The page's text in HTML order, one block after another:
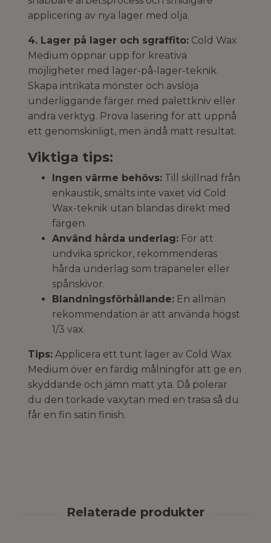
applicering av nya lager med olja.
4. Lager på lager och sgraffito: Cold Wax
Medium öppnar upp för kreativa
möjligheter med lager-på-lager-teknik.
Skapa intrikata mönster och avslöja
underliggande färger med palettkniv eller
andra verktyg. Prova lasering för att uppnå
ett genomskinligt, men ändå matt resultat.
Viktiga tips:
Ingen värme behövs: Till skillnad från
enkaustik, smälts inte vaxet vid Cold
Wax-teknik utan blandas direkt med
färgen.
Använd hårda underlag: För att
undvika sprickor, rekommenderas
hårda underlag som träpaneler eller
spånskivor.
Blandningsförhållande: En allmän
rekommendation är att använda högst
1/3 vax.
Tips: Applicera ett tunt lager av Cold Wax
Medium över en färdig målningför att ge en
skyddande och jämn matt yta. Då polerar
du den torkade vaxytan med en trasa så du
får en fin satin finish.